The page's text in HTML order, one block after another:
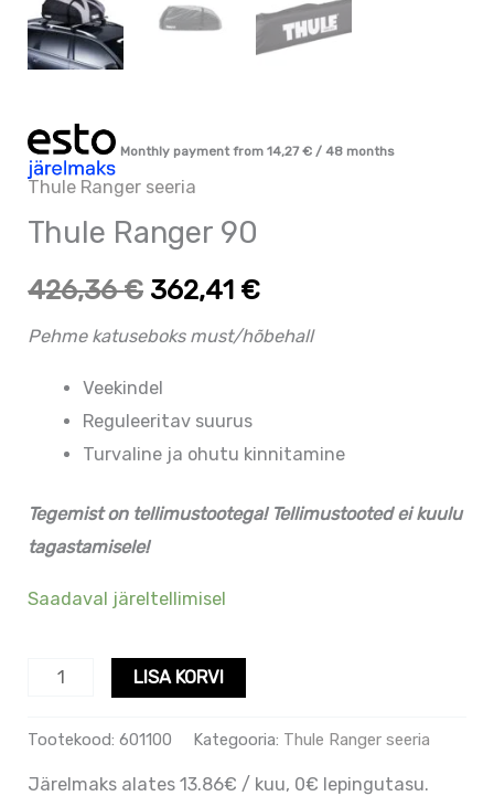
Monthly payment from14,27€ / 48 months
Thule Ranger seeria
Thule Ranger 90
426,36€ 362,41 €
Pehme katuseboks must/hõbehall
Veekindel
Reguleeritav suurus
Turvaline ja ohutu kinnitamine
Tegemist on tellimustootega! Tellimustooted ei kuulu
tagastamisele!
Saadaval järeltellimisel
LISA KORVI
Tootekood:601100 Kategooria: Thule Ranger seeria
Järelmaks alates 13.86€ / kuu, 0€ lepingutasu.